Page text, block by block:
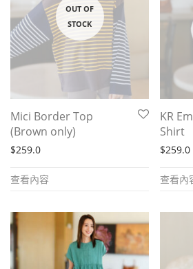
Mici Border Top
(Brown only)
$259.0
查看內容
KR
Shirt
$259.0
查看內